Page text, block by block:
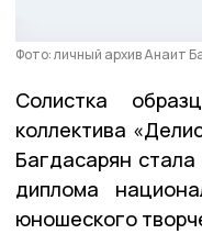
Фото: личный архив Анаит
Солистка
коллектива
Багдасарян
диплома
юношеского